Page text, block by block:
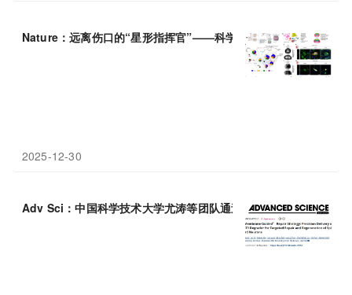
Nature：远离伤口的“星形指挥官”——科学家发现促进脊髓修复
2025-12-30
Adv Sci：中国科学技术大学尤涛等团队通过精准递送 GGT1 降解